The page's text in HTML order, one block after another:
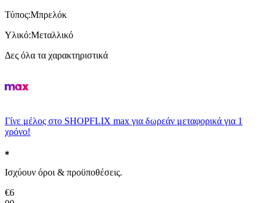
Τύπος:Μπρελόκ
Υλικό:Μεταλλικό
Δες όλα τα χαρακτηριστικά
Γίνε μέλος στο SHOPFLIX max για δωρεάν μεταφορικά για 1
χρόνο!
Ισχύουν όροι & προϋποθέσεις.
€6